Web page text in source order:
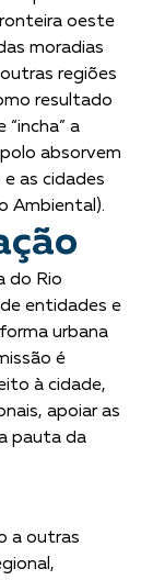
oeste
moradias
regiões
resultado
a
absorvem
as cidades
Ambiental).
do Rio
entidades e
urbana
é
à cidade,
apoiar as
pauta da
a outras